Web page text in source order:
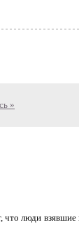
»
люди взявшие